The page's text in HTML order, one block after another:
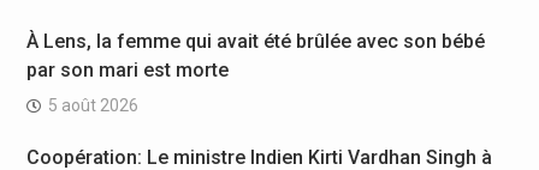
À Lens, la femme qui avait été brûlée avec son bébé
par son mari est morte
5 août 2026
Coopération: Le ministre Indien Kirti Vardhan Singh à